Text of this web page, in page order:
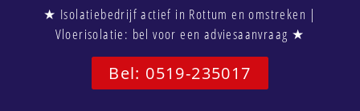
★ Isolatiebedrijf actief in Rottum en omstreken |
Vloerisolatie: bel voor een adviesaanvraag ★
Bel: 0519-235017